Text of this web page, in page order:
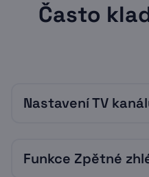
Často
Nastavení TV
Pořadí stanic v set-
Funkce Zpětné